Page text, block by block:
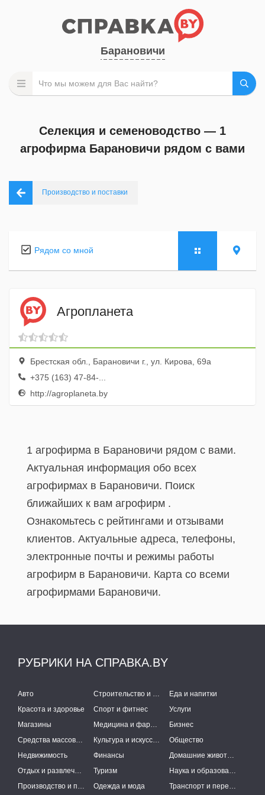
Барановичи
Селекция и семеноводство — 1
агрофирма Барановичи рядом с вами
Производство и поставки
Рядом со мной
Агропланета
Брестская обл., Барановичи г., ул. Кирова, 69а
+375 (163) 47-84-...
http://agroplaneta.by
1 агрофирма в Барановичи рядом с вами.
Актуальная информация обо всех
агрофирмах в Барановичи. Поиск
ближайших к вам агрофирм .
Ознакомьтесь с рейтингами и отзывами
клиентов. Актуальные адреса, телефоны,
электронные почты и режимы работы
агрофирм в Барановичи. Карта со всеми
агрофирмами Барановичи.
РУБРИКИ НА СПРАВКА.BY
Авто Строительство и ремонт
Еда и напитки
Красота и здоровье
Спорт и фитнес
Услуги
Магазины
Медицина и фармацевтика
Бизнес
Средства массовой информации
Культура и искусство
Общество
Недвижимость
Финансы
Домашние животные
Отдых и развлечения
Туризм
Наука и образование
Производство и поставки
Одежда и мода Транспорт и перевозки